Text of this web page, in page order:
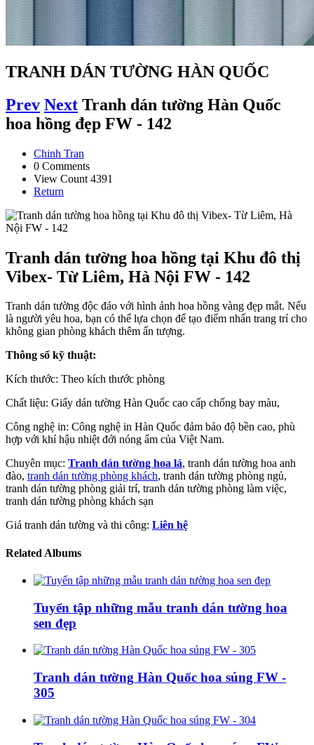
TRANH DÁN TƯỜNG HÀN QUỐC
Prev Next Tranh dán tường Hàn Quốc
hoa hồng đẹp FW - 142
Chinh Tran
0 Comments
View Count 4391
Return
Tranh dán tường hoa hồng tại Khu đô thị
Vibex- Từ Liêm, Hà Nội FW - 142
Tranh dán tường độc đáo với hình ảnh hoa hồng vàng đẹp mắt. Nếu
là người yêu hoa, bạn có thể lựa chọn để tạo điểm nhấn trang trí cho
không gian phòng khách thêm ấn tượng.
Thông số kỹ thuật:
Kích thước: Theo kích thước phòng
Chất liệu: Giấy dán tường Hàn Quốc cao cấp chống bay màu,
Công nghệ in: Công nghệ in Hàn Quốc đảm bảo độ bền cao, phù
hợp với khí hậu nhiệt đới nóng ẩm của Việt Nam.
Chuyên mục: Tranh dán tường hoa lá, tranh dán tường hoa anh
đào, tranh dán tường phòng khách, tranh dán tường phòng ngủ,
tranh dán tường phòng giải trí, tranh dán tường phòng làm việc,
tranh dán tường phòng khách sạn
Giá tranh dán tường và thi công: Liên hệ
Related Albums
Tuyển tập những mẫu tranh dán tường hoa
sen đẹp
Tranh dán tường Hàn Quốc hoa súng FW -
305